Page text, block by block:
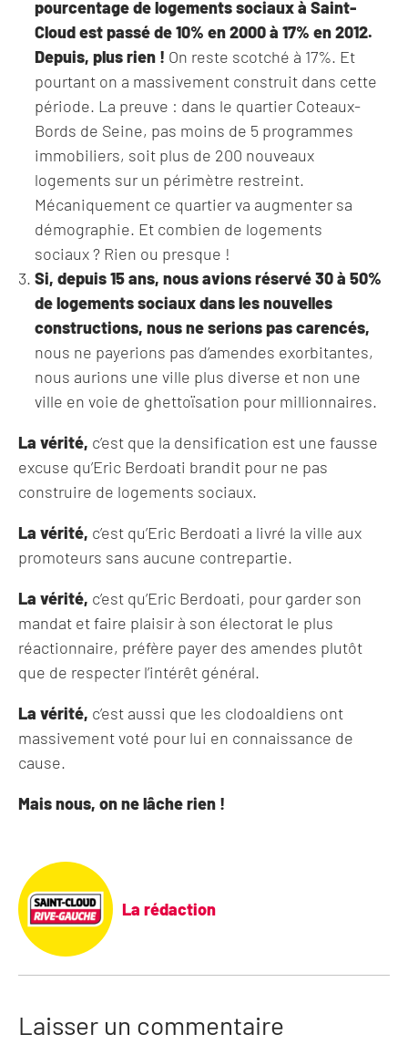
pourcentage de logements sociaux à Saint-
Cloud est passé de 10% en 2000 à 17% en 2012.
Depuis, plus rien ! On reste scotché à 17%. Et
pourtant on a massivement construit dans cette
période. La preuve : dans le quartier Coteaux-
Bords de Seine, pas moins de 5 programmes
immobiliers, soit plus de 200 nouveaux
logements sur un périmètre restreint.
Mécaniquement ce quartier va augmenter sa
démographie. Et combien de logements
sociaux ? Rien ou presque !
Si, depuis 15 ans, nous avions réservé 30 à 50%
de logements sociaux dans les nouvelles
constructions, nous ne serions pas carencés,
nous ne payerions pas d’amendes exorbitantes,
nous aurions une ville plus diverse et non une
ville en voie de ghettoïsation pour millionnaires.
La vérité, c’est que la densification est une fausse
excuse qu’Eric Berdoati brandit pour ne pas
construire de logements sociaux.
La vérité, c’est qu’Eric Berdoati a livré la ville aux
promoteurs sans aucune contrepartie.
La vérité, c’est qu’Eric Berdoati, pour garder son
mandat et faire plaisir à son électorat le plus
réactionnaire, préfère payer des amendes plutôt
que de respecter l’intérêt général.
La vérité, c’est aussi que les clodoaldiens ont
massivement voté pour lui en connaissance de
cause.
Mais nous, on ne lâche rien !
La rédaction
Laisser un commentaire